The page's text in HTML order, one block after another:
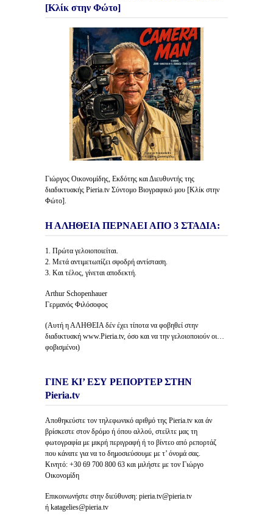
[Κλίκ στην Φώτο]
Γιώργος Οικονομίδης, Εκδότης και Διευθυντής της
διαδικτυακής Pieria.tv Σύντομο Βιογραφικό μου [Κλίκ στην
Φώτο].
Η ΑΛΗΘΕΙΑ ΠΕΡΝΑΕΙ ΑΠΟ 3 ΣΤΑΔΙΑ:
1. Πρώτα γελοιοποιείται.
2. Μετά αντιμετωπίζει σφοδρή αντίσταση.
3. Και τέλος, γίνεται αποδεκτή.
Arthur Schopenhauer
Γερμανός Φιλόσοφος
(Αυτή η ΑΛΗΘΕΙΑ δέν έχει τίποτα να φοβηθεί στην
διαδικτυακή www.Pieria.tv, όσο και να την γελοιοποιούν οι…
φοβισμένοι)
ΓΙΝΕ ΚΙ’ ΕΣΥ ΡΕΠΟΡΤΕΡ ΣΤΗΝ
Pieria.tv
Αποθηκεύστε τον τηλεφωνικό αριθμό της Pieria.tv και άν
βρίσκεστε στον δρόμο ή όπου αλλού, στείλτε μας τη
φωτογραφία με μικρή περιγραφή ή το βίντεο από ρεπορτάζ
που κάνατε για να το δημοσιεύσουμε με τ’ όνομά σας.
Κινητό: +30 69 700 800 63 και μιλήστε με τον Γιώργο
Οικονομίδη
Επικοινωνήστε στην διεύθυνση: pieria.tv@pieria.tv
ή katagelies@pieria.tv